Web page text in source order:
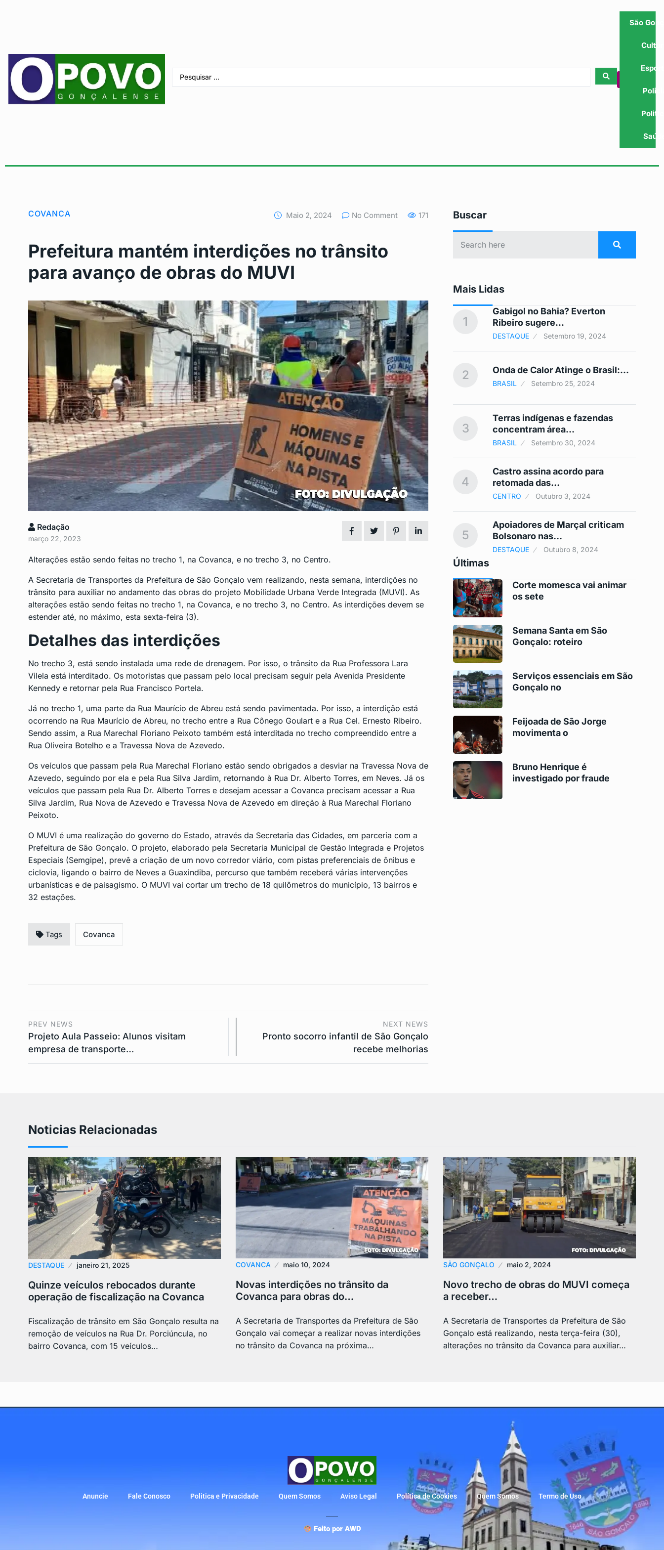
São
COVANCA Maio 2, 2024 No Comment 171
Prefeitura mantém interdições no trânsito
para avanço de obras do MUVI
Redação
março 22, 2023
Alterações estão sendo feitas no trecho 1, na Covanca, e no trecho 3, no Centro.
A Secretaria de Transportes da Prefeitura de São Gonçalo vem realizando, nesta semana, interdições no
trânsito para auxiliar no andamento das obras do projeto Mobilidade Urbana Verde Integrada (MUVI). As
alterações estão sendo feitas no trecho 1, na Covanca, e no trecho 3, no Centro. As interdições devem se
estender até, no máximo, esta sexta-feira (3).
Detalhes das interdições
No trecho 3, está sendo instalada uma rede de drenagem. Por isso, o trânsito da Rua Professora Lara
Vilela está interditado. Os motoristas que passam pelo local precisam seguir pela Avenida Presidente
Kennedy e retornar pela Rua Francisco Portela.
Já no trecho 1, uma parte da Rua Maurício de Abreu está sendo pavimentada. Por isso, a interdição está
ocorrendo na Rua Maurício de Abreu, no trecho entre a Rua Cônego Goulart e a Rua Cel. Ernesto Ribeiro.
Sendo assim, a Rua Marechal Floriano Peixoto também está interditada no trecho compreendido entre a
Rua Oliveira Botelho e a Travessa Nova de Azevedo.
Os veículos que passam pela Rua Marechal Floriano estão sendo obrigados a desviar na Travessa Nova de
Azevedo, seguindo por ela e pela Rua Silva Jardim, retornando à Rua Dr. Alberto Torres, em Neves. Já os
veículos que passam pela Rua Dr. Alberto Torres e desejam acessar a Covanca precisam acessar a Rua
Silva Jardim, Rua Nova de Azevedo e Travessa Nova de Azevedo em direção à Rua Marechal Floriano
Peixoto.
O MUVI é uma realização do governo do Estado, através da Secretaria das Cidades, em parceria com a
Prefeitura de São Gonçalo. O projeto, elaborado pela Secretaria Municipal de Gestão Integrada e Projetos
Especiais (Semgipe), prevê a criação de um novo corredor viário, com pistas preferenciais de ônibus e
ciclovia, ligando o bairro de Neves a Guaxindiba, percurso que também receberá várias intervenções
urbanísticas e de paisagismo. O MUVI vai cortar um trecho de 18 quilômetros do município, 13 bairros e
32 estações.
Tags Covanca
PREV NEWS
Projeto Aula Passeio: Alunos visitam
empresa de transporte…
NEXT NEWS
Pronto socorro infantil de São Gonçalo
recebe melhorias
Buscar
Mais Lidas
6
Seis pacientes no Rio
contaminados com…
DESTAQUE Outubro 11, 2024
7
Réveillon no Rio de Janeiro
terá…
CENTRO Outubro 17, 2024
8
Dia de São Judas Tadeu:
Programação…
DESTAQUE Outubro 28, 2024
9
Curso gratuito para inclusão de
pessoas…
DESTAQUE Novembro 5, 2024
11
Saúde mantém unidades de
urgência abertas…
DESTAQUE Novembro 14, 2024
12
Feirão Limpa Nome: Telefone
Gratuito Facilita…
BRASIL Novembro 22, 2024
13
Concurso Voz da Liberdade
revela talentos…
DESTAQUE Novembro 29, 2024
14
Fim da Licença-Prêmio e
Mudanças no…
CENTRO Dezembro 6, 2024
Vagas de Emprego em São
Gonçalo:…
1
Gabigol no Bahia? Everton
Ribeiro sugere…
DESTAQUE Setembro 19, 2024
2 Onda de Calor Atinge o Brasil:…
BRASIL Setembro 25, 2024
3
Terras indígenas e fazendas
concentram área…
BRASIL Setembro 30, 2024
4
Castro assina acordo para
retomada das…
CENTRO Outubro 3, 2024
5
Apoiadores de Marçal criticam
Bolsonaro nas…
DESTAQUE Outubro 8, 2024
Últimas
Corte momesca vai animar
os sete
Semana Santa em São
Gonçalo: roteiro
Serviços essenciais em São
Gonçalo no
Feijoada de São Jorge
movimenta o
Bruno Henrique é
investigado por fraude
Noticias Relacionadas
DESTAQUE janeiro 21, 2025
Quinze veículos rebocados durante
operação de fiscalização na Covanca
Fiscalização de trânsito em São Gonçalo resulta na
remoção de veículos na Rua Dr. Porciúncula, no
bairro Covanca, com 15 veículos…
COVANCA maio 10, 2024
Novas interdições no trânsito da
Covanca para obras do…
A Secretaria de Transportes da Prefeitura de São
Gonçalo vai começar a realizar novas interdições
no trânsito da Covanca na próxima…
SÃO GONÇALO maio 2, 2024
Novo trecho de obras do MUVI começa
a receber…
A Secretaria de Transportes da Prefeitura de São
Gonçalo está realizando, nesta terça-feira (30),
alterações no trânsito da Covanca para auxiliar…
Anuncie Fale Conosco Politica e Privacidade Quem Somos Aviso Legal Política de Cookies Quem Somos Termo de Uso
Feito por AWD